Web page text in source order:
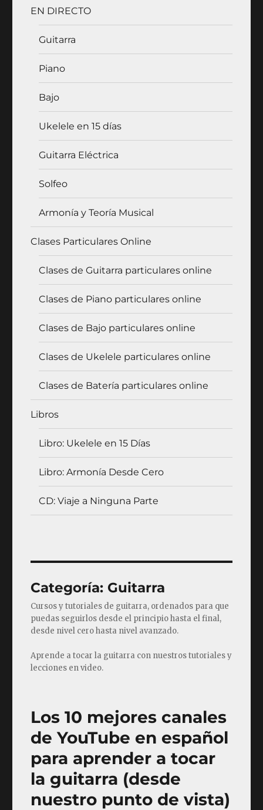
EN DIRECTO
Guitarra
Piano
Bajo
Ukelele en 15 días
Guitarra Eléctrica
Solfeo
Armonía y Teoría Musical
Clases Particulares Online
Clases de Guitarra particulares online
Clases de Piano particulares online
Clases de Bajo particulares online
Clases de Ukelele particulares online
Clases de Batería particulares online
Libros
Libro: Ukelele en 15 Días
Libro: Armonía Desde Cero
CD: Viaje a Ninguna Parte
Categoría: Guitarra
Cursos y tutoriales de guitarra, ordenados para que
puedas seguirlos desde el principio hasta el final,
desde nivel cero hasta nivel avanzado.
Aprende a tocar la guitarra con nuestros tutoriales y
lecciones en video.
Los 10 mejores canales
de YouTube en español
para aprender a tocar
la guitarra (desde
nuestro punto de vista)